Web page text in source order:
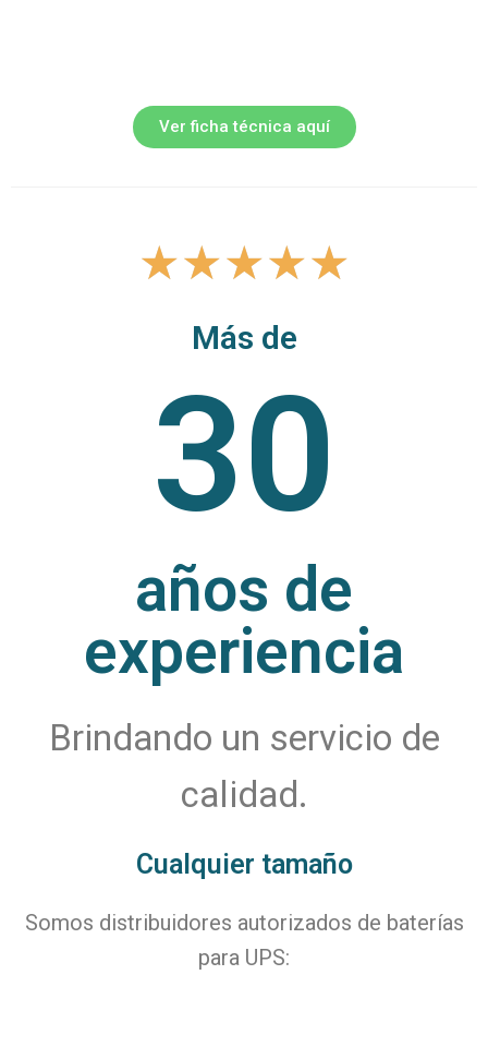
Ver ficha técnica aquí
★★★★★
Más de
30
años de
experiencia
Brindando un servicio de
calidad.
Cualquier tamaño
Somos distribuidores autorizados de baterías
para UPS: